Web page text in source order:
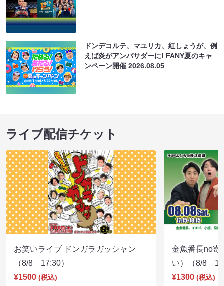
ドンデコルテ、マユリカ、紅しょうが、例
えば炎がアンバサダーに! FANY夏のキャ
ンペーン開催2026.08.05
ライブ配信チケット
お笑いライブ ドンガラガッシャン
（8/8 17:30）
¥1500 (税込)
金魚番長no寄
い）（8/8
¥1300 (税込)